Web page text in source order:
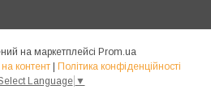
на маркетплейсі Prom.ua
контент | Політика конфіденційності
Language ▼